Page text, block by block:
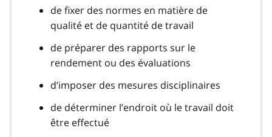
de fixer des normes en matière de
qualité et de quantité de travail
de préparer des rapports sur le
rendement ou des évaluations
d’imposer des mesures disciplinaires
de déterminer l’endroit où le travail doit
être effectué